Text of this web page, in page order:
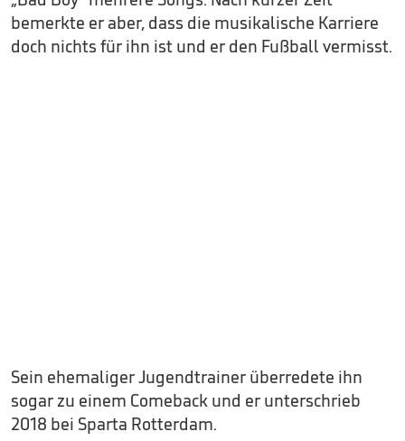
bemerkte er aber, dass die musikalische Karriere
doch nichts für ihn ist und er den Fußball vermisst.
Sein ehemaliger Jugendtrainer überredete ihn
sogar zu einem Comeback und er unterschrieb
2018 bei Sparta Rotterdam.